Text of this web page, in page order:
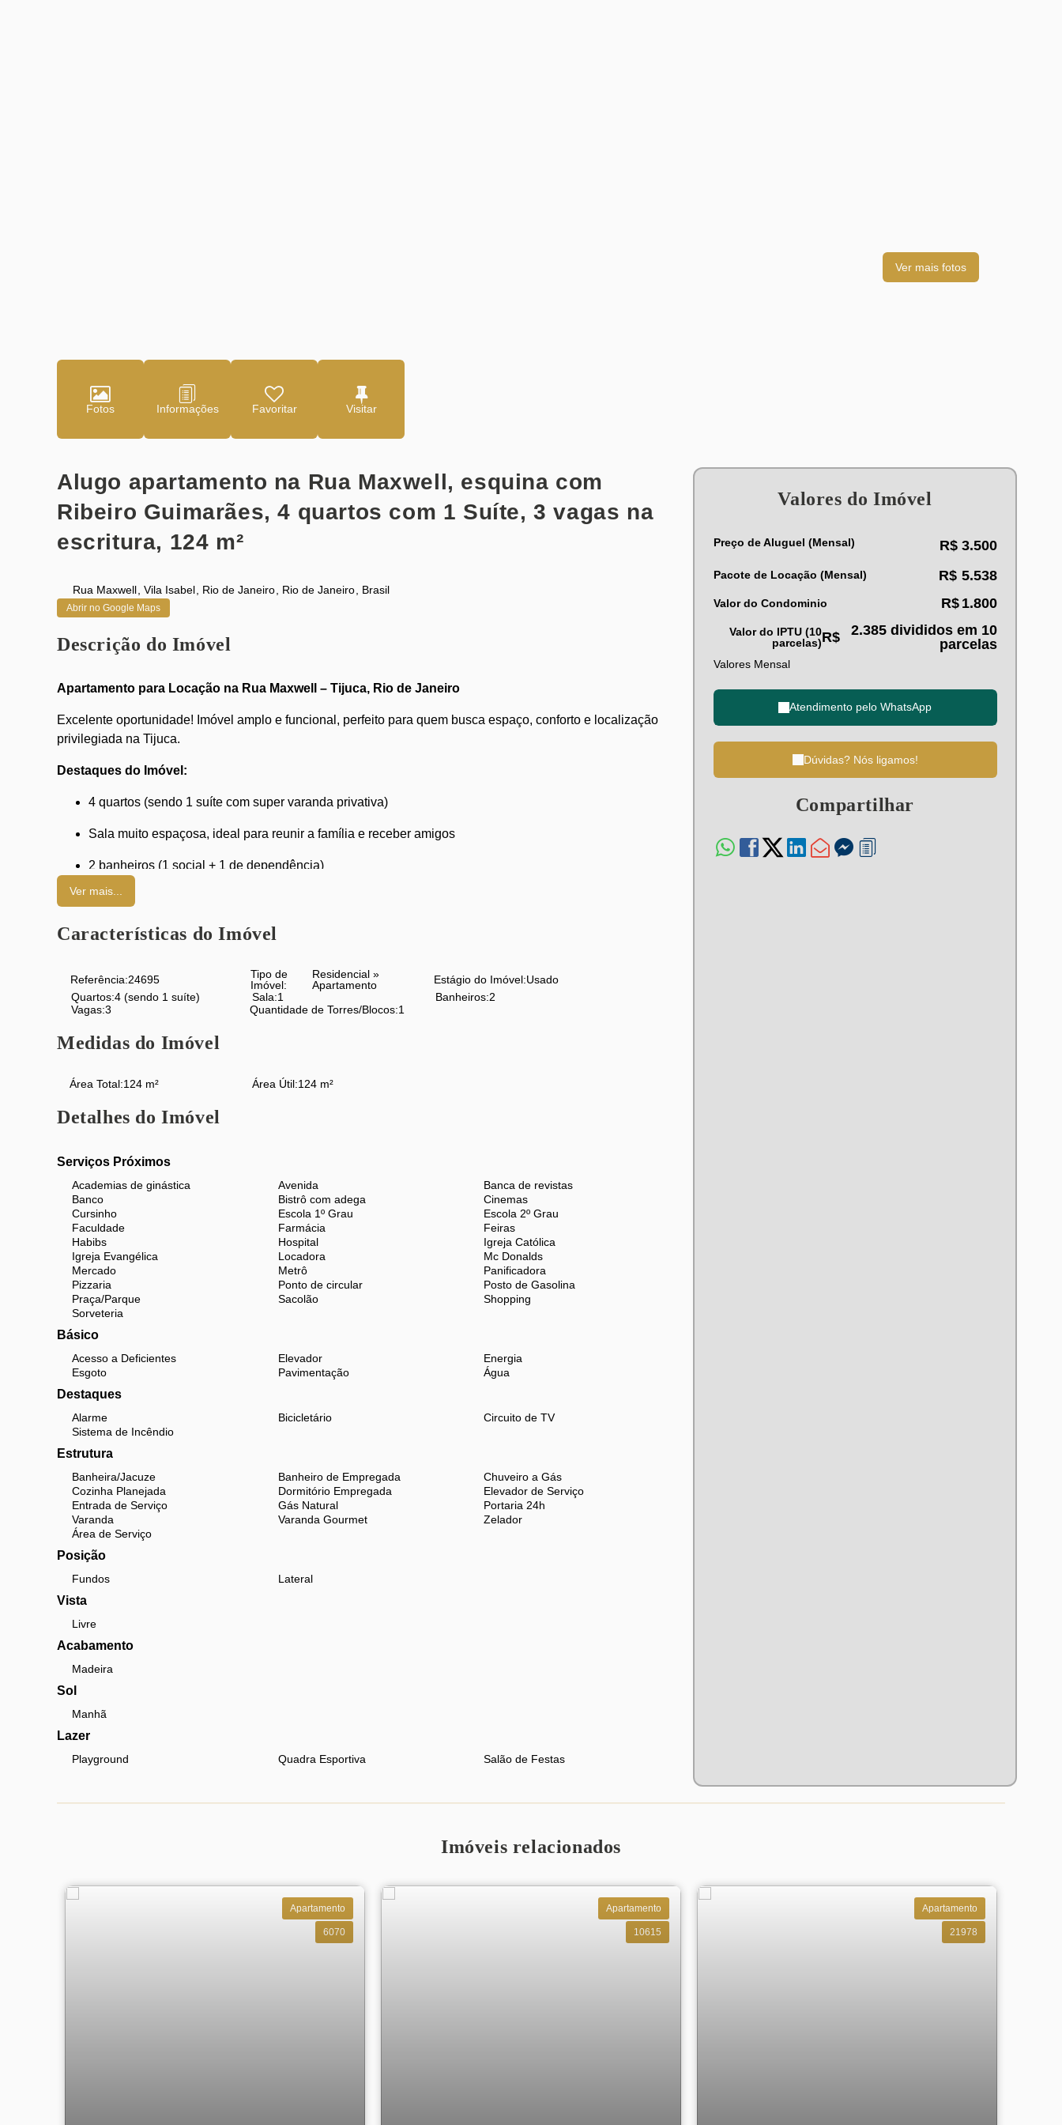
Fotos Favoritar
Alugo apartamento na Rua Maxwell, esquina com
Ribeiro Guimarães, 4 quartos com 1 Suíte, 3 vagas na
escritura, 124 m²
Rua Maxwell Vila Isabel Rio de Janeiro Rio de Janeiro Brasil
Abrir no Google Maps
Descrição do Imóvel
Apartamento para Locação na Rua Maxwell – Tijuca, Rio de Janeiro
Excelente oportunidade! Imóvel amplo e funcional, perfeito para quem busca espaço, conforto e localização
privilegiada na Tijuca.
Destaques do Imóvel:
4 quartos (sendo 1 suíte com super varanda privativa)
Sala muito espaçosa, ideal para reunir a família e receber amigos
2 banheiros (1 social + 1 de dependência)
Cozinha ampla e bem planejada, com armários
3 vagas de garagem
Infraestrutura do Condomínio:
Localização:
Rua Maxwell (esquina com Ribeiro Guimarães)
Próximo à Praça Saens Peña e Metrô, facilitando a locomoção para toda a cidade
Comércio variado, restaurantes, escolas e serviços ao redor
Condição Exclusiva: Imóvel bem localizado, espaçoso e com excelente infraestrutura – ideal para famílias.
Agende sua visita!
Ver mais...
Características do Imóvel
Referência:24695
Tipo de
Imóvel:
Residencial »
Apartamento
Estágio do Imóvel:Usado
Quartos:4 (sendo 1 suíte) Sala:1 Banheiros:2
Vagas:3 Quantidade de Torres/Blocos:1
Medidas do Imóvel
Área Total:124 m² Área Útil:124 m²
Detalhes do Imóvel
Serviços Próximos
Academias de ginástica Avenida
Banca de revistas
Banco
Bistrô com adega
Cinemas
Cursinho
Escola 1º Grau
Escola 2º Grau
Faculdade
Farmácia
Feiras
Habibs
Hospital
Igreja Católica
Igreja Evangélica
Locadora
Mc Donalds
Mercado
Metrô
Panificadora
Pizzaria
Ponto de circular
Posto de Gasolina
Praça/Parque
Sacolão
Shopping
Sorveteria
Básico
Acesso a Deficientes Elevador
Energia
Esgoto
Pavimentação Água
Destaques
Alarme Bicicletário
Circuito de TV
Sistema de Incêndio
Estrutura
Banheira/Jacuze Banheiro de Empregada
Chuveiro a Gás
Cozinha Planejada
Dormitório Empregada
Elevador de Serviço
Entrada de Serviço
Gás Natural
Portaria 24h
Varanda
Varanda Gourmet
Zelador
Área de Serviço
Posição
Fundos Lateral
Vista
Livre
Acabamento
Madeira
Sol
Manhã
Lazer
Playground Quadra Esportiva Salão de Festas
Valores do Imóvel
R$3.500
Preço de Aluguel (Mensal)
Valores Mensal
Valor do IPTU (10
parcelas)R$
2.385 divididos em 10
parcelas
Valor do Condominio R$ 1.800
R$ 5.538
Pacote de Locação (Mensal)
Atendimento pelo WhatsApp
Dúvidas? Nós ligamos!
Compartilhar
Imóveis relacionados
Apartamento
6070
Apartamento
10615
Apartamento
21978